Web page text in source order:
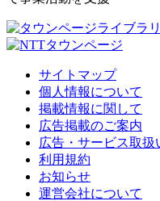
サイトマップ
個人情報について
掲載情報に関して
広告掲載のご案内
広告・サービス取扱
利用規約
お知らせ
運営会社について